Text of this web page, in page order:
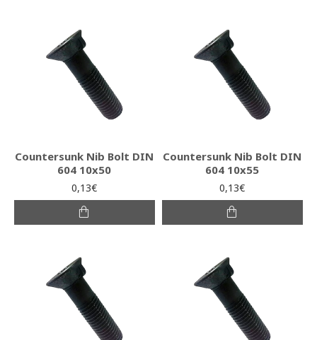
Countersunk Nib Bolt DIN
604 10x50
0,13€
Countersunk Nib Bolt DIN
604 10x55
0,13€